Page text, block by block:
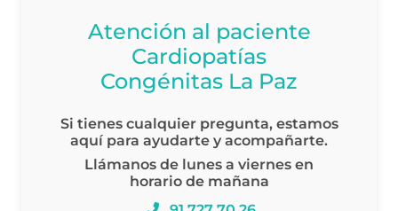
Atención al paciente
Cardiopatías
Congénitas La Paz
Si tienes cualquier pregunta, estamos
aquí para ayudarte y acompañarte.
Llámanos de lunes a viernes en
horario de mañana